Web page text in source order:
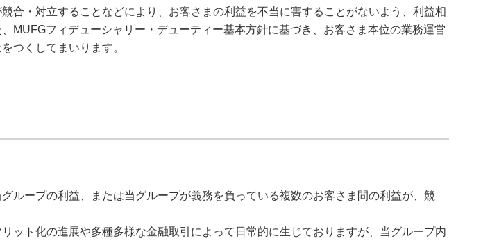
合・対立することなどにより、お客さまの利益を不当に害することがないよう、利益相
MUFGフィデューシャリー・デューティー基本方針に基づき、お客さま本位の業務運営
つくしてまいります。
ループの利益、または当グループが義務を負っている複数のお客さま間の利益が、競
ット化の進展や多種多様な金融取引によって日常的に生じておりますが、当グループ内